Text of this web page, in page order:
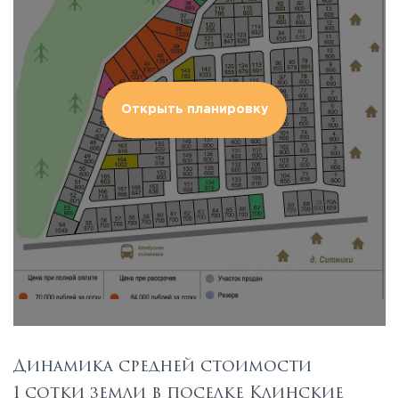
Открыть планировку
Динамика средней стоимости
1 сотки земли в поселке Клинские